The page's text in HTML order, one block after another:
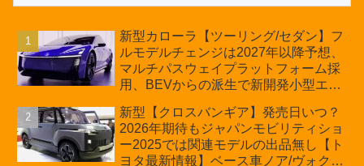
新型カローラ【ツーリング/セダン】フ
ルモデルチェンジは2027年以降予想、
マルチパスウェイプラットフォーム採
用、BEVからの派生で新開発小型エン
の採用は無しか【トヨタ最新情報】60
周年記念車発売
新型【クロスバンギア】発売日いつ？
2026年期待もジャパンモビリティショ
ー2025では関連モデルの出品無し【ト
ヨタ最新情報】ベース車ノア/ヴォクシ